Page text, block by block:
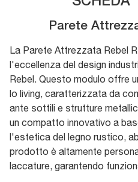
Parete
La Parete Attrezzata Rebel
l'eccellenza del design
Rebel. Questo modulo offre
lo living, caratterizzata da
ante sottili e strutture
un compatto innovativo a
l'estetica del legno rustico,
prodotto è altamente
laccature, garantendo